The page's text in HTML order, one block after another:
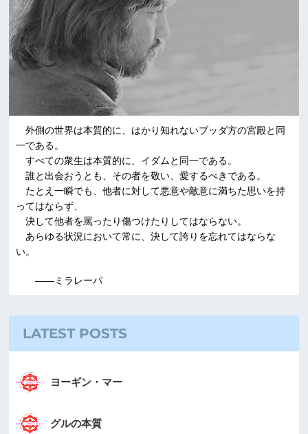
外側の世界は本質的に、はかり知れないブッダ方の宮殿と同
一である。
すべての衆生は本質的に、イダムと同一である。
誰と出会おうとも、その者を敬い、愛するべきである。
たとえ一瞬でも、他者に対して悪意や敵意に満ちた思いを持
ってはならず、
決して他者を罵ったり傷つけたりしてはならない。
あらゆる状況において常に、決して誇りを忘れてはならな
い。
――ミラレーパ
LATEST POSTS
ヨーギン・マー
グルの本質